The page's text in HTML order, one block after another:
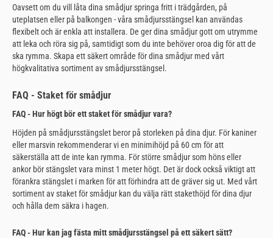
Oavsett om du vill låta dina smådjur springa fritt i trädgården, på
uteplatsen eller på balkongen - våra smådjursstängsel kan användas
flexibelt och är enkla att installera. De ger dina smådjur gott om utrymme
att leka och röra sig på, samtidigt som du inte behöver oroa dig för att de
ska rymma. Skapa ett säkert område för dina smådjur med vårt
högkvalitativa sortiment av smådjursstängsel.
FAQ - Staket för smådjur
FAQ - Hur högt bör ett staket för smådjur vara?
Höjden på smådjursstängslet beror på storleken på dina djur. För kaniner
eller marsvin rekommenderar vi en minimihöjd på 60 cm för att
säkerställa att de inte kan rymma. För större smådjur som höns eller
ankor bör stängslet vara minst 1 meter högt. Det är dock också viktigt att
förankra stängslet i marken för att förhindra att de gräver sig ut. Med vårt
sortiment av staket för smådjur kan du välja rätt stakethöjd för dina djur
och hålla dem säkra i hagen.
FAQ - Hur kan jag fästa mitt smådjursstängsel på ett säkert sätt?